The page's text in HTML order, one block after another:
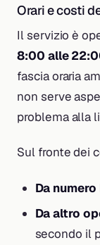
Orari e costi
Il servizio è
8:00 alle
fascia oraria
non serve
problema alla
Sul fronte dei
Da
Da altro
secondo il